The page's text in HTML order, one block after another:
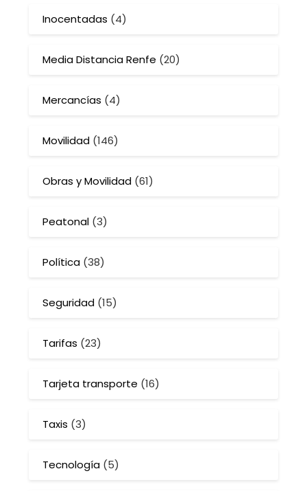
Inocentadas (4)
Media Distancia Renfe (20)
Mercancías (4)
Movilidad (146)
Obras y Movilidad (61)
Peatonal (3)
Política (38)
Seguridad (15)
Tarifas (23)
Tarjeta transporte (16)
Taxis (3)
Tecnología (5)